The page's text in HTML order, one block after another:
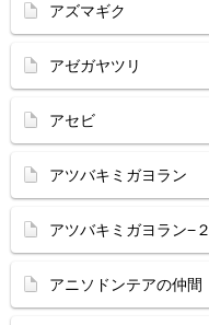
アズマギク
アゼガヤツリ
アセビ
アツバキミガヨラン
アツバキミガヨラン−２
アニソドンテアの仲間